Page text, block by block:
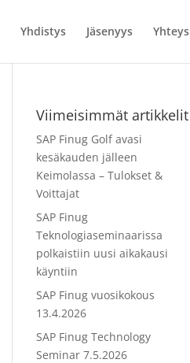
Yhdistys Jäsenyys Yhteys
Viimeisimmät artikkelit
SAP Finug Golf avasi
kesäkauden jälleen
Keimolassa – Tulokset &
Voittajat
SAP Finug
Teknologiaseminaarissa
polkaistiin uusi aikakausi
käyntiin
SAP Finug vuosikokous
13.4.2026
SAP Finug Technology
Seminar 7.5.2026